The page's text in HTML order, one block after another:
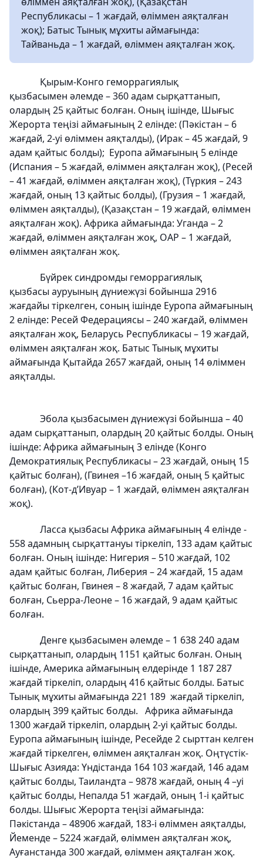
Республикасы – 1 жағдай, өліммен аяқталған
жоқ); Батыс Тынық мұхиты аймағында:
Тайваньда – 1 жағдай, өліммен аяқталған жоқ.
Қырым-Конго геморрагиялық
қызбасымен әлемде – 360 адам сырқаттанып,
олардың 25 қайтыс болған. Оның ішінде, Шығыс
Жерорта теңізі аймағының 2 елінде: (Пәкістан – 6
жағдай, 2-уі өліммен аяқталды), (Ирак – 45 жағдай, 9
адам қайтыс болды); Еуропа аймағының 5 елінде
(Испания – 5 жағдай, өліммен аяқталған жоқ), (Ресей
– 41 жағдай, өліммен аяқталған жоқ), (Түркия – 243
жағдай, оның 13 қайтыс болды), (Грузия – 1 жағдай,
өліммен аяқталды), (Қазақстан – 19 жағдай, өліммен
аяқталған жоқ). Африка аймағында: Уганда – 2
жағдай, өліммен аяқталған жоқ, ОАР – 1 жағдай,
өліммен аяқталған жоқ.
Бүйрек синдромды геморрагиялық
қызбасы ауруының дүниежүзі бойынша 2916
жағдайы тіркелген, соның ішінде Еуропа аймағының
2 елінде: Ресей Федерациясы – 240 жағдай, өліммен
аяқталған жоқ, Беларусь Республикасы – 19 жағдай,
өліммен аяқталған жоқ. Батыс Тынық мұхиты
аймағында Қытайда 2657 жағдай, оның 14 өліммен
аяқталды.
Эбола қызбасымен дүниежүзі бойынша – 40
адам сырқаттанып, олардың 20 қайтыс болды. Оның
ішінде: Африка аймағының 3 елінде (Конго
Демократиялық Республикасы – 23 жағдай, оның 15
қайтыс болған), (Гвинея –16 жағдай, оның 5 қайтыс
болған), (Кот-д’Ивуар – 1 жағдай, өліммен аяқталған
жоқ).
Ласса қызбасы Африка аймағының 4 елінде -
558 адамның сырқаттануы тіркеліп, 133 адам қайтыс
болған. Оның ішінде: Нигерия – 510 жағдай, 102
адам қайтыс болған, Либерия – 24 жағдай, 15 адам
қайтыс болған, Гвинея – 8 жағдай, 7 адам қайтыс
болған, Сьерра-Леоне – 16 жағдай, 9 адам қайтыс
болған.
Денге қызбасымен әлемде – 1 638 240 адам
сырқаттанып, олардың 1151 қайтыс болған. Оның
ішінде, Америка аймағының елдерінде 1 187 287
жағдай тіркеліп, олардың 416 қайтыс болды. Батыс
Тынық мұхиты аймағында 221 189 жағдай тіркеліп,
олардың 399 қайтыс болды. Африка аймағында
1300 жағдай тіркеліп, олардың 2-уі қайтыс болды.
Еуропа аймағының ішінде, Ресейде 2 сырттан келген
жағдай тіркелген, өліммен аяқталған жоқ. Оңтүстік-
Шығыс Азияда: Үндістанда 164 103 жағдай, 146 адам
қайтыс болды, Таиландта – 9878 жағдай, оның 4 –уі
қайтыс болды, Непалда 51 жағдай, оның 1-і қайтыс
болды. Шығыс Жерорта теңізі аймағында:
Пәкістанда – 48906 жағдай, 183-і өліммен аяқталды,
Йеменде – 5224 жағдай, өліммен аяқталған жоқ,
Ауғанстанда 300 жағдай, өліммен аяқталған жоқ.